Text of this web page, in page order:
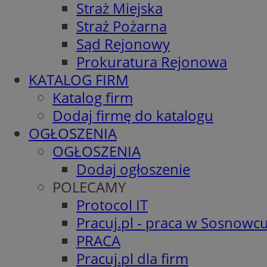
Straż Miejska
Straż Pożarna
Sąd Rejonowy
Prokuratura Rejonowa
KATALOG FIRM
Katalog firm
Dodaj firmę do katalogu
OGŁOSZENIA
OGŁOSZENIA
Dodaj ogłoszenie
POLECAMY
Protocol IT
Pracuj.pl - praca w
PRACA
Pracuj.pl dla firm